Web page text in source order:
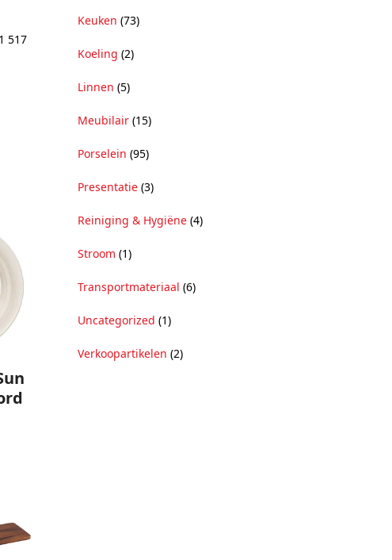
517
Keuken (73)
Koeling (2)
Linnen (5)
Meubilair (15)
Porselein (95)
Presentatie (3)
Reiniging & Hygiëne (4)
Stroom (1)
Transportmateriaal (6)
Uncategorized (1)
Verkoopartikelen (2)